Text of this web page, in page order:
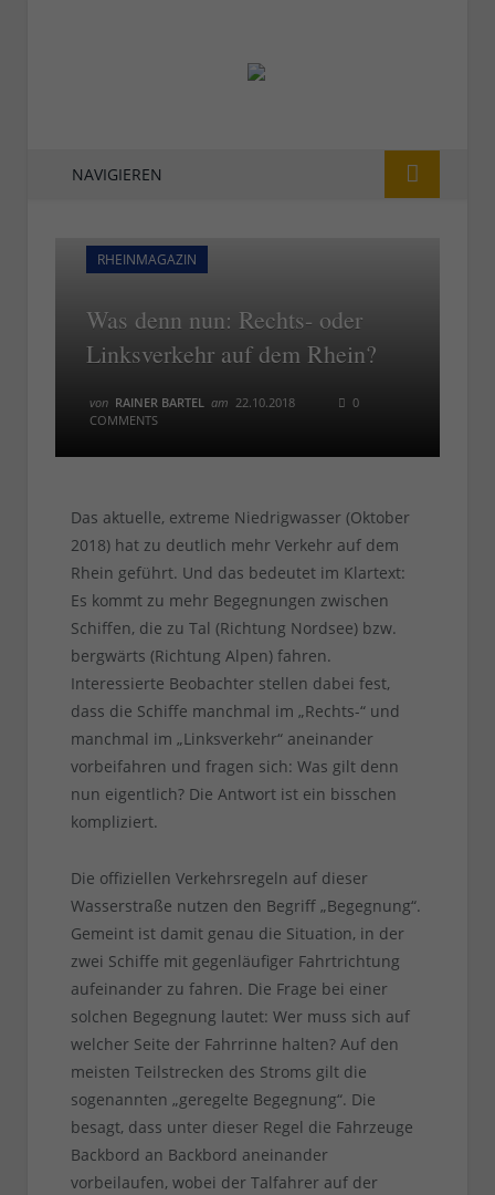
NAVIGIEREN
RHEINMAGAZIN
Was denn nun: Rechts- oder
Linksverkehr auf dem Rhein?
von RAINER BARTEL am 22.10.2018
0
COMMENTS
Das aktuelle, extreme Niedrigwasser (Oktober
2018) hat zu deutlich mehr Verkehr auf dem
Rhein geführt. Und das bedeutet im Klartext:
Es kommt zu mehr Begegnungen zwischen
Schiffen, die zu Tal (Richtung Nordsee) bzw.
bergwärts (Richtung Alpen) fahren.
Interessierte Beobachter stellen dabei fest,
dass die Schiffe manchmal im „Rechts-“ und
manchmal im „Linksverkehr“ aneinander
vorbeifahren und fragen sich: Was gilt denn
nun eigentlich? Die Antwort ist ein bisschen
kompliziert.
Die offiziellen Verkehrsregeln auf dieser
Wasserstraße nutzen den Begriff „Begegnung“.
Gemeint ist damit genau die Situation, in der
zwei Schiffe mit gegenläufiger Fahrtrichtung
aufeinander zu fahren. Die Frage bei einer
solchen Begegnung lautet: Wer muss sich auf
welcher Seite der Fahrrinne halten? Auf den
meisten Teilstrecken des Stroms gilt die
sogenannten „geregelte Begegnung“. Die
besagt, dass unter dieser Regel die Fahrzeuge
Backbord an Backbord aneinander
vorbeilaufen, wobei der Talfahrer auf der